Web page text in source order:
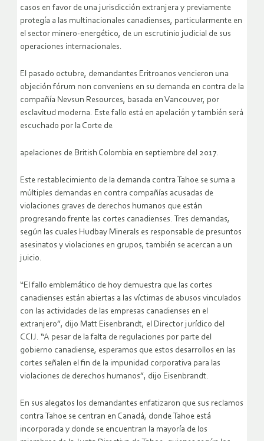
casos en favor de una jurisdicción extranjera y previamente
protegía a las multinacionales canadienses, particularmente en
el sector minero-energético, de un escrutinio judicial de sus
operaciones internacionales.
El pasado octubre, demandantes Eritroanos vencieron una
objeción fórum non conveniens en su demanda en contra de la
compañía Nevsun Resources, basada en Vancouver, por
esclavitud moderna. Este fallo está en apelación y también será
escuchado por la Corte de
apelaciones de British Colombia en septiembre del 2017.
Este restablecimiento de la demanda contra Tahoe se suma a
múltiples demandas en contra compañías acusadas de
violaciones graves de derechos humanos que están
progresando frente las cortes canadienses. Tres demandas,
según las cuales Hudbay Minerals es responsable de presuntos
asesinatos y violaciones en grupos, también se acercan a un
juicio.
“El fallo emblemático de hoy demuestra que las cortes
canadienses están abiertas a las víctimas de abusos vinculados
con las actividades de las empresas canadienses en el
extranjero”, dijo Matt Eisenbrandt, el Director jurídico del
CCIJ. “A pesar de la falta de regulaciones por parte del
gobierno canadiense, esperamos que estos desarrollos en las
cortes señalen el fin de la impunidad corporativa para las
violaciones de derechos humanos”, dijo Eisenbrandt.
En sus alegatos los demandantes enfatizaron que sus reclamos
contra Tahoe se centran en Canadá, donde Tahoe está
incorporada y donde se encuentran la mayoría de los